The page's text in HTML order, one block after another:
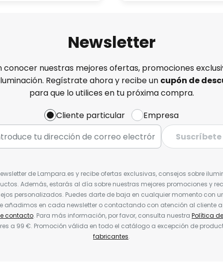
Newsletter
conocer nuestras mejores ofertas, promociones
Regístrate ahora y recibe un cupón de
para que lo utilices en tu próxima compra.
Cliente particular
Empresa
Suscríbete
de Lampara.es y recibe ofertas exclusivas, consejos sobre
Además, estarás al día sobre nuestras mejores promociones y
personalizados. Puedes darte de baja en cualquier momento con
añadimos en cada newsletter o contactando con atención al cliente
contacto. Para más información, por favor, consulta nuestra Política
a 99 €. Promoción válida en todo el catálogo a excepción de
fabricantes.